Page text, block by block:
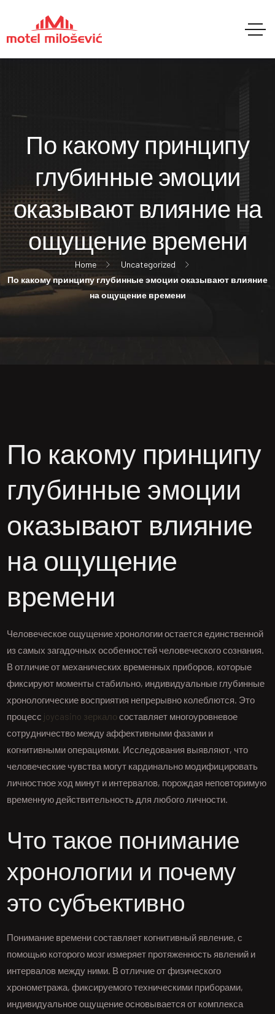
По какому принципу
глубинные эмоции
оказывают влияние на
ощущение времени
Home
Uncategorized
По какому принципу глубинные эмоции оказывают влияние
на ощущение времени
По какому принципу
глубинные эмоции
оказывают влияние
на ощущение
времени
Человеческое ощущение хронологии остается единственной
из самых загадочных особенностей человеческого сознания.
В отличие от механических временных приборов, которые
фиксируют моменты стабильно, индивидуальные глубинные
хронологические восприятия непрерывно колеблются. Это
процесс joycasino зеркало составляет многоуровневое
сотрудничество между аффективными фазами и
когнитивными операциями. Исследования выявляют, что
человеческие чувства могут кардинально модифицировать
личностное ход минут и интервалов, порождая неповторимую
временную действительность для любого личности.
Что такое понимание
хронологии и почему
это субъективно
Понимание времени составляет когнитивный явление, с
помощью которого мозг измеряет протяженность явлений и
интервалов между ними. В отличие от физического
хронометража, фиксируемого техническими приборами,
индивидуальное ощущение основывается от комплекса